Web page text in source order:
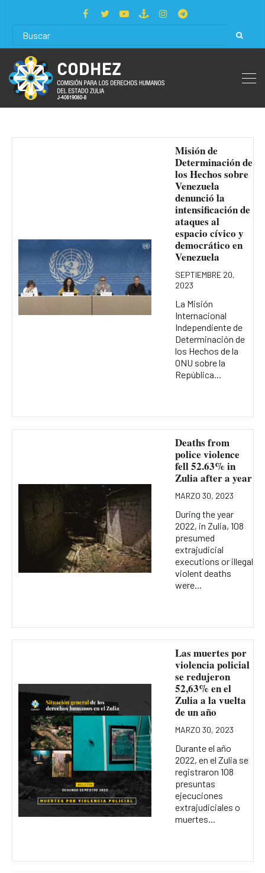
Misión de
Determinación de
los Hechos sobre
Venezuela
denunció la
intensificación de
ataques al
espacio cívico y
democrático en
Venezuela
SEPTIEMBRE 20,
2023
La Misión
Internacional
Independiente de
Determinación de
los Hechos de la
ONU sobre la
República...
Deaths from
police violence
fell 52.63% in
Zulia after a year
MARZO 30, 2023
During the year
2022, in Zulia, 108
presumed
extrajudicial
executions or illegal
violent deaths
were...
Las muertes por
violencia policial
se redujeron
52,63% en el
Zulia a la vuelta
de un año
MARZO 30, 2023
Durante el año
2022, en el Zulia se
registraron 108
presuntas
ejecuciones
extrajudiciales o
muertes...